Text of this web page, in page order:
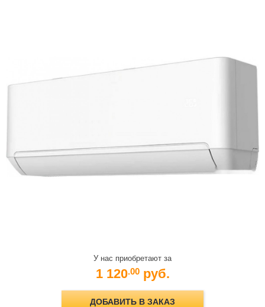
У нас приобретают за
1 120.00 руб.
ДОБАВИТЬ В ЗАКАЗ